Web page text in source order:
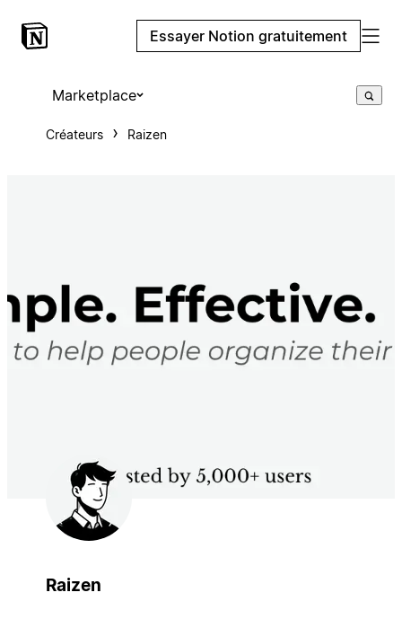
Essayer Notion gratuitement
Marketplace
Créateurs Raizen
Raizen